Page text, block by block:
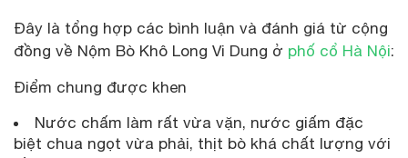
Đây là tổng hợp các bình luận và đánh giá từ cộng
đồng về Nộm Bò Khô Long Vi Dung ở phố cổ Hà Nội:
Điểm chung được khen
Nước chấm làm rất vừa vặn, nước giấm đặc
biệt chua ngọt vừa phải, thịt bò khá chất lượng với